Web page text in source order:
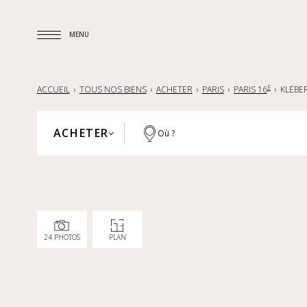
MENU
ACCUEIL TOUS NOS BIENS ACHETER PARIS PARIS 16E
ACHETER Où ?
24 PHOTOS PLAN